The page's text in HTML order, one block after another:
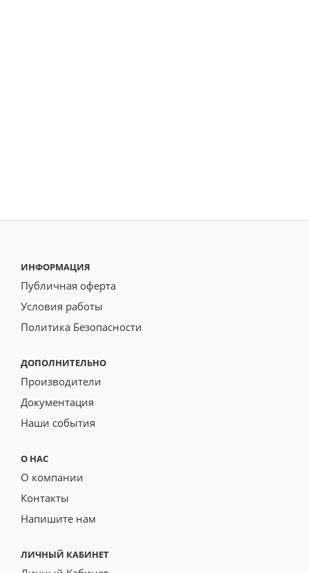
ИНФОРМАЦИЯ
Публичная оферта
Условия работы
Политика Безопасности
ДОПОЛНИТЕЛЬНО
Производители
Документация
Наши события
О НАС
О компании
Контакты
Напишите нам
ЛИЧНЫЙ КАБИНЕТ